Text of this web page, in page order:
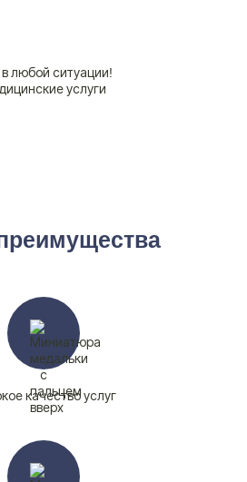
любой ситуации!
услуги
качество услуг